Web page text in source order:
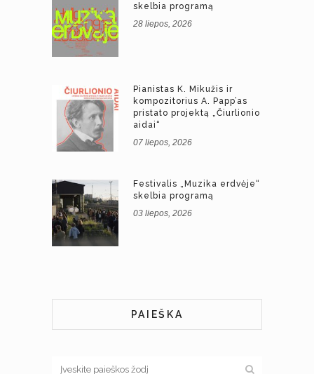
skelbia programą
28 liepos, 2026
Pianistas K. Mikužis ir
kompozitorius A. Papp’as
pristato projektą „Čiurlionio
aidai“
07 liepos, 2026
Festivalis „Muzika erdvėje“
skelbia programą
03 liepos, 2026
PAIEŠKA